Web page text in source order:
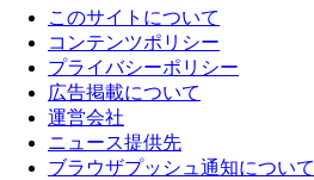
このサイトについて
コンテンツポリシー
プライバシーポリシー
広告掲載について
運営会社
ニュース提供先
ブラウザプッシュ通知について